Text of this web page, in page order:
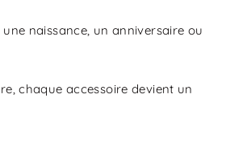
naissance, un anniversaire ou
chaque accessoire devient un